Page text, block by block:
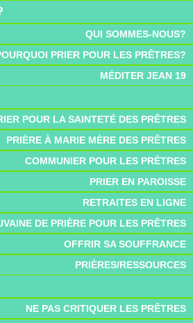
QUI SOMMES-NOUS?
PRIER POUR LES PRÊTRES?
MÉDITER JEAN 19
POUR LA SAINTETÉ DES PRÊTRES
PRIÈRE À MARIE MÈRE DES PRÊTRES
COMMUNIER POUR LES PRÊTRES
PRIER EN PAROISSE
RETRAITES EN LIGNE
DE PRIÈRE POUR LES PRÊTRES
OFFRIR SA SOUFFRANCE
PRIÈRES/RESSOURCES
NE PAS CRITIQUER LES PRÊTRES